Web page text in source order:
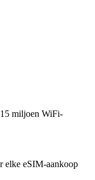
15 miljoen WiFi-
elke eSIM-aankoop